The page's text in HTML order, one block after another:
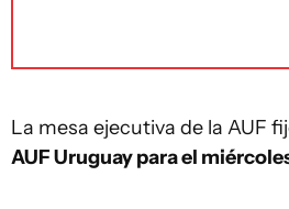
La mesa ejecutiva de la AUF
AUF Uruguay para el